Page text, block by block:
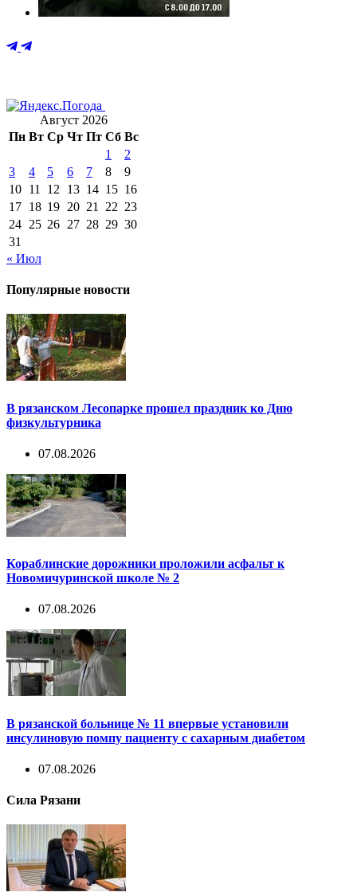
Август 2026
Пн Вт Ср Чт Пт Сб Вс
1
2
3
4 5 6 7 8
9
10 11 12 13 14 15 16
17 18 19 20 21 22 23
24 25 26 27 28 29 30
31
« Июл
Популярные новости
В рязанском Лесопарке прошел праздник ко Дню
физкультурника
07.08.2026
Кораблинские дорожники проложили асфальт к
Новомичуринской школе № 2
07.08.2026
В рязанской больнице № 11 впервые установили
инсулиновую помпу пациенту с сахарным диабетом
07.08.2026
Сила Рязани